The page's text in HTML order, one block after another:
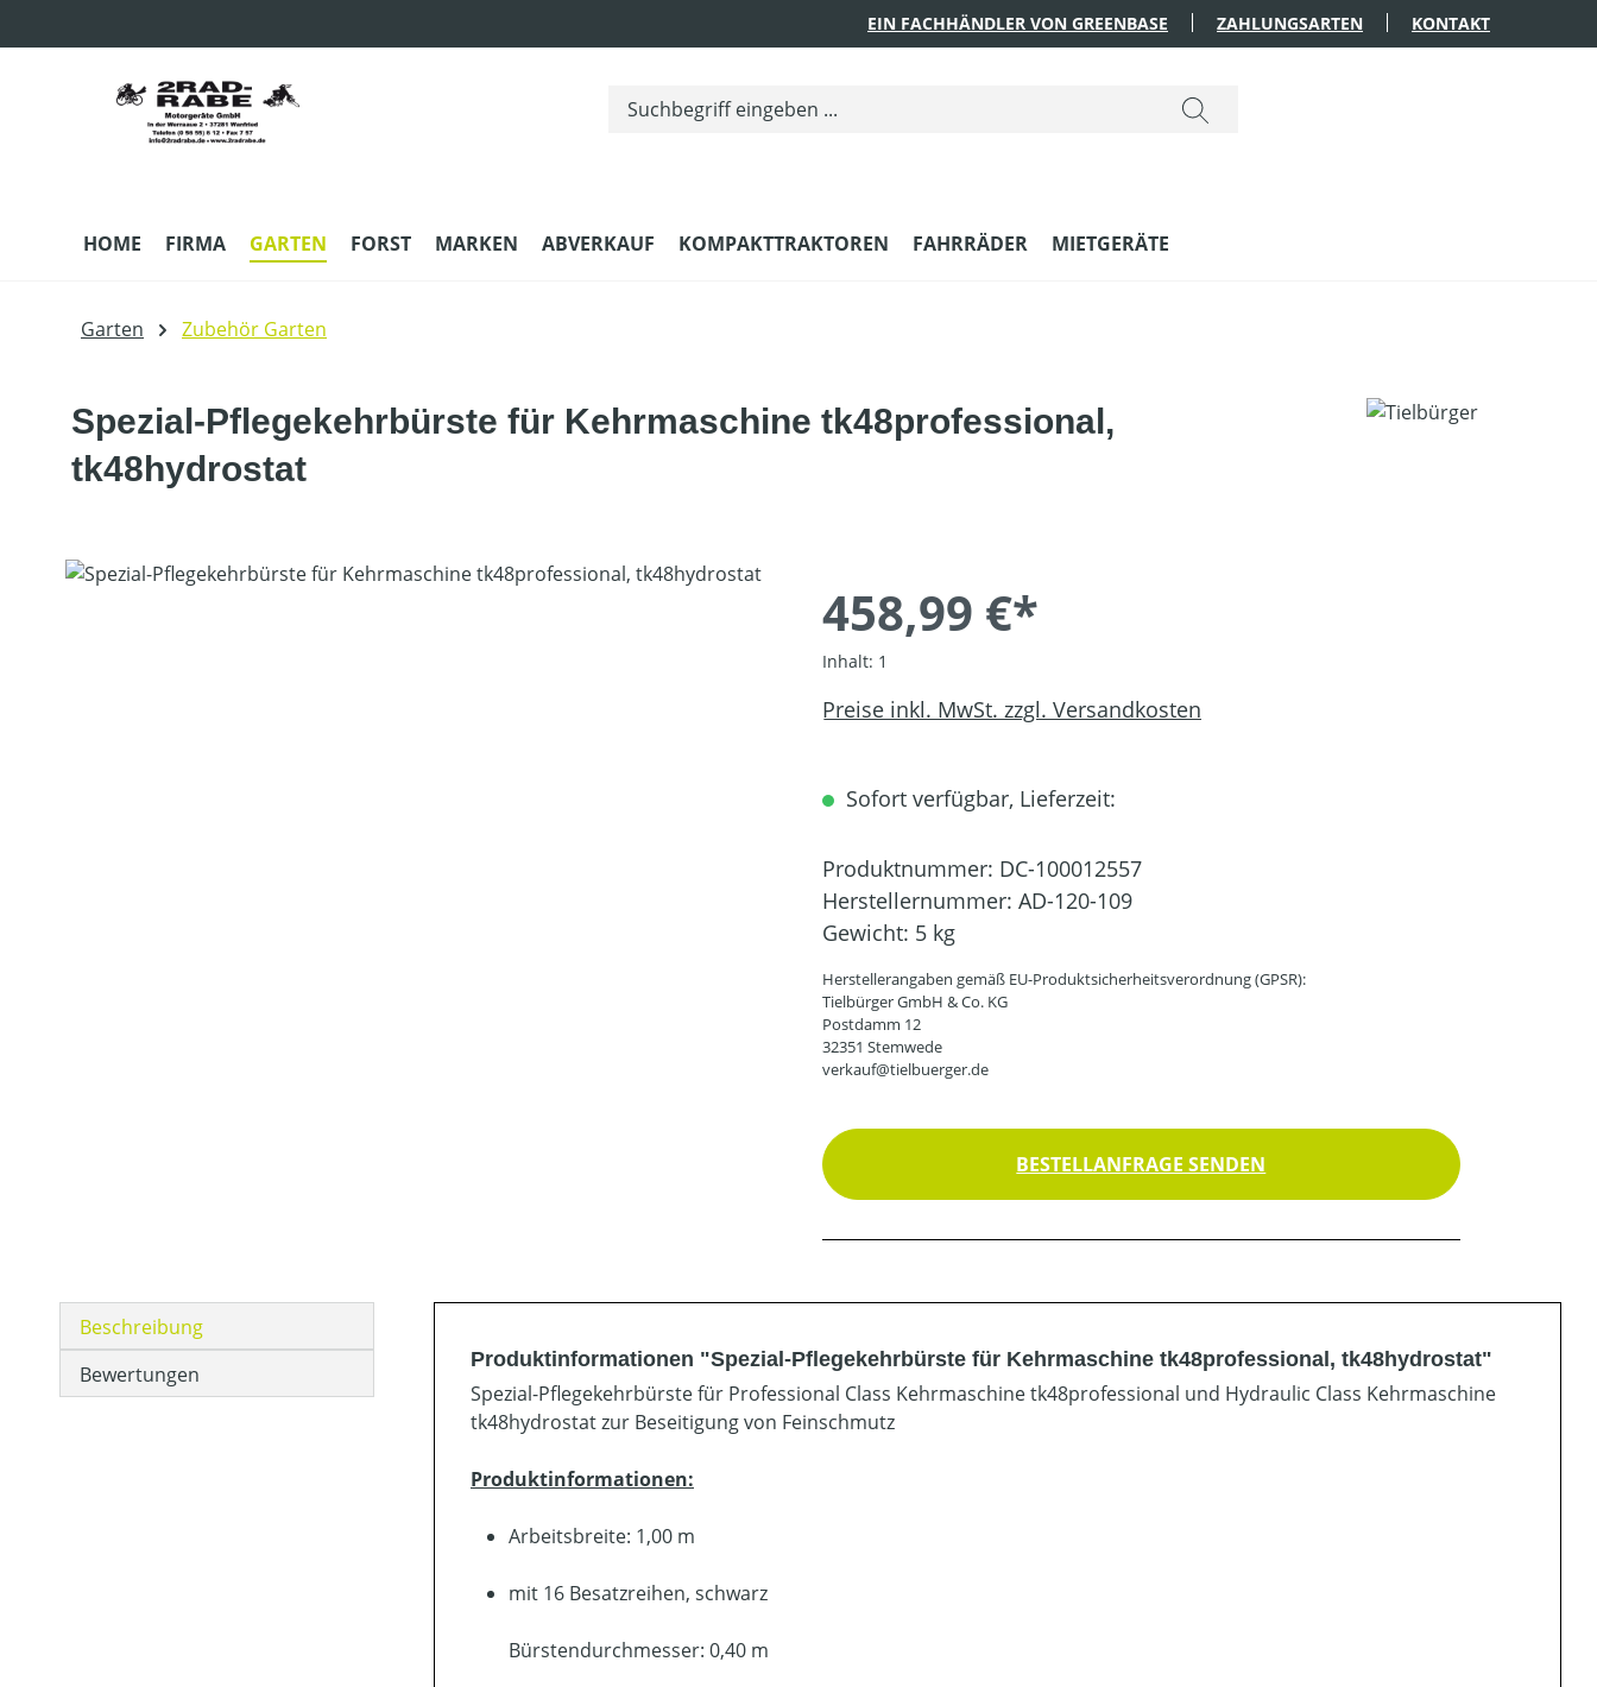
EIN FACHHÄNDLER VON GREENBASE ZAHLUNGSARTEN KONTAKT
HOME FIRMA GARTEN FORST MARKEN ABVERKAUF KOMPAKTTRAKTOREN FAHRRÄDER MIETGERÄTE
Garten Zubehör Garten
Spezial-Pflegekehrbürste für Kehrmaschine tk48professional,
tk48hydrostat
Bildergalerie überspringen
458,99 €*
Inhalt: 1
Preise inkl. MwSt. zzgl. Versandkosten
Sofort verfügbar, Lieferzeit:
Produktnummer: DC-100012557
Herstellernummer: AD-120-109
Gewicht: 5 kg
Herstellerangaben gemäß EU-Produktsicherheitsverordnung (GPSR):
Tielbürger GmbH & Co. KG
Postdamm 12
32351 Stemwede
verkauf@tielbuerger.de
BESTELLANFRAGE SENDEN
Beschreibung
Bewertungen
Produktinformationen "Spezial-Pflegekehrbürste für Kehrmaschine tk48professional, tk48hydrostat"
Spezial-Pflegekehrbürste für Professional Class Kehrmaschine tk48professional und Hydraulic Class Kehrmaschine
tk48hydrostat zur Beseitigung von Feinschmutz
Produktinformationen:
Arbeitsbreite: 1,00 m
mit 16 Besatzreihen, schwarz
Bürstendurchmesser: 0,40 m